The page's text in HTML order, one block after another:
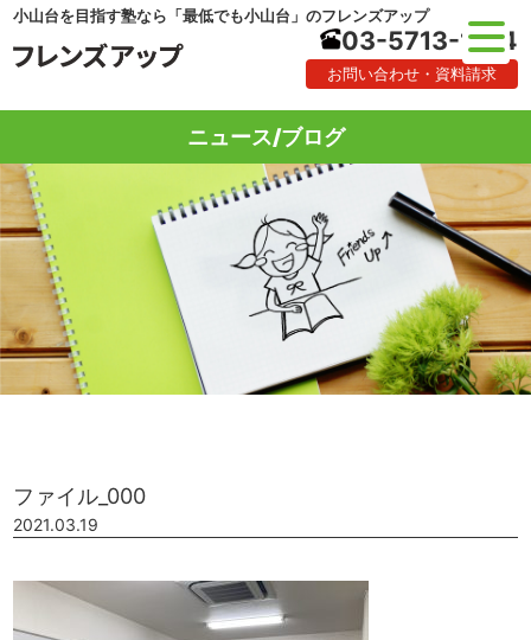
小山台を目指す塾なら「最低でも小山台」のフレンズアップ
03-5713-1184
お問い合わせ・資料請求
ニュース/ブログ
ファイル_000
2021.03.19